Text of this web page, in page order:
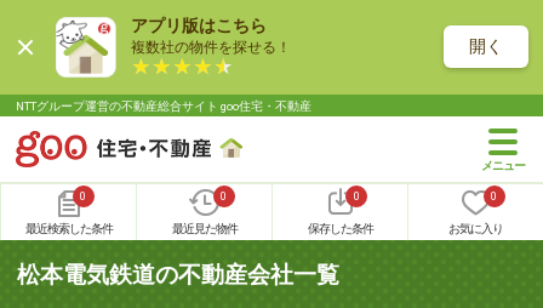
アプリ版はこちら
複数社の物件を探せる！ 開く
NTTグループ運営の不動産総合サイト goo住宅・不動産
0
最近検索した条件
0
最近見た物件
0
保存した条件
0
お気に入り
松本電気鉄道の不動産会社一覧